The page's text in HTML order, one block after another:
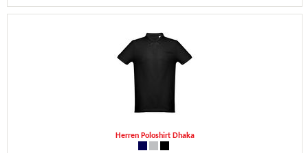
Herren Poloshirt Dhaka